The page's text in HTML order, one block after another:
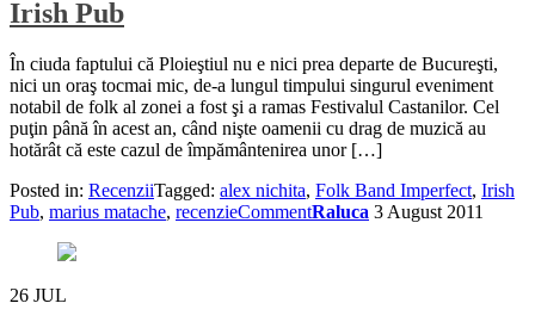
Irish Pub
În ciuda faptului că Ploieştiul nu e nici prea departe de Bucureşti,
nici un oraş tocmai mic, de-a lungul timpului singurul eveniment
notabil de folk al zonei a fost şi a ramas Festivalul Castanilor. Cel
puţin până în acest an, când nişte oamenii cu drag de muzică au
hotărât că este cazul de împământenirea unor […]
Posted in: RecenziiTagged: alex nichita, Folk Band Imperfect, Irish
Pub, marius matache, recenzieCommentRaluca 3 August 2011
26 JUL